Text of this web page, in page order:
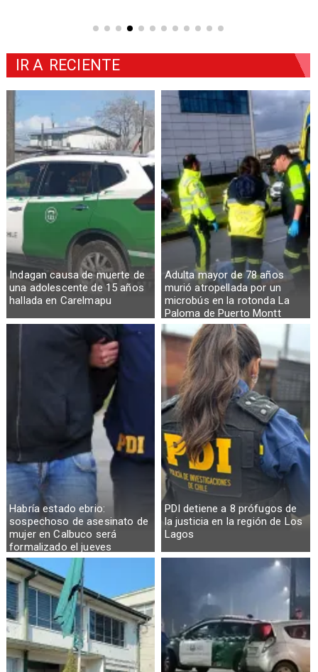
Indagan causa de muerte de
una adolescente de 15 años
hallada en Carelmapu
Adulta mayor de 78 años
murió atropellada por un
microbús en la rotonda La
Paloma de Puerto Montt
Habría estado ebrio:
sospechoso de asesinato de
mujer en Calbuco será
formalizado el jueves
PDI detiene a 8 prófugos de
la justicia en la región de Los
Lagos
IR A RECIENTE